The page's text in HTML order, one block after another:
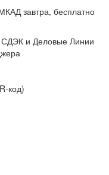
завтра, бесплатно
и Деловые Линии
код)